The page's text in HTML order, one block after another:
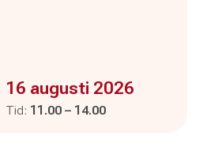
Evenemanget är :
16 augusti 2026
Tid: Pågår mellan
11.00 – och
14.00